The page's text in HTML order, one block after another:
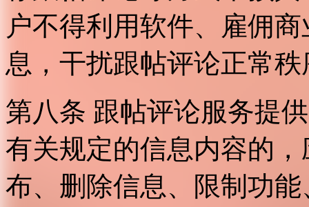
户不得利用软件、雇佣
息，干扰跟帖评论正常
第八条 跟帖评论服务提
有关规定的信息内容的
布、删除信息、限制功